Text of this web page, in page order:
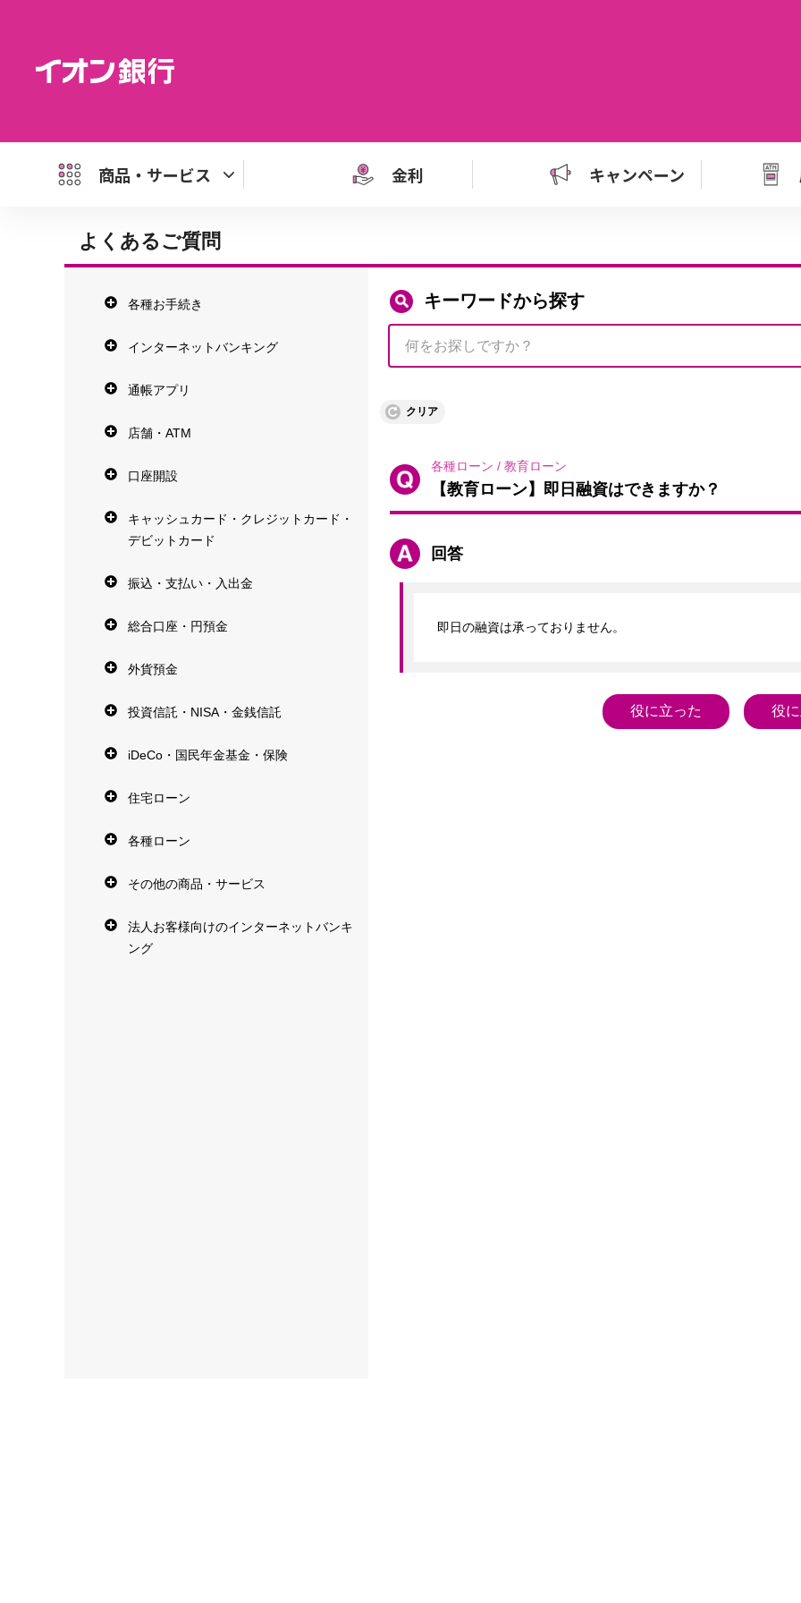
商品・サービス 金利 キャンペーン
よくあるご質問
各種お手続き
インターネットバンキング
通帳アプリ
店舗・ATM
口座開設
キャッシュカード・クレジットカード・
デビットカード
振込・支払い・入出金
総合口座・円預金
外貨預金
投資信託・NISA・金銭信託
iDeCo・国民年金基金・保険
住宅ローン
各種ローン
その他の商品・サービス
法人お客様向けのインターネットバンキ
ング
キーワードから探す
クリア
各種ローン / 教育ローン
【教育ローン】即日融資はできますか？
回答
即日の融資は承っておりません。
役に立った 役